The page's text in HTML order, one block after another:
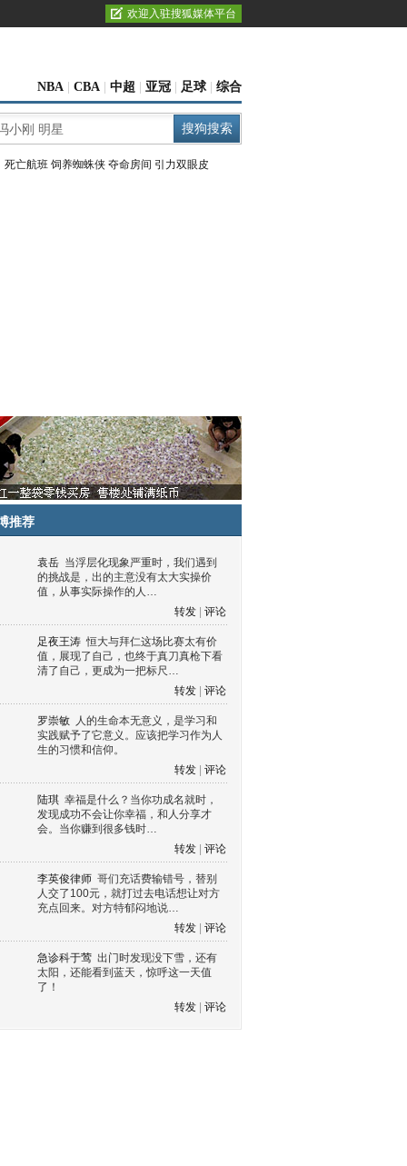
欢迎入驻搜狐媒体平台
NBA CBA 中超 亚冠 足球 综合
死亡航班 饲养蜘蛛侠 夺命房间 引力双眼皮
推荐
袁岳 当浮层化现象严重时，我们遇到
的挑战是，出的主意没有太大实操价
值，从事实际操作的人…
转发
评论
足夜王涛 恒大与拜仁这场比赛太有价
值，展现了自己，也终于真刀真枪下看
清了自己，更成为一把标尺…
转发
评论
罗崇敏 人的生命本无意义，是学习和
实践赋予了它意义。应该把学习作为人
生的习惯和信仰。
转发
评论
陆琪 幸福是什么？当你功成名就时，
发现成功不会让你幸福，和人分享才
会。当你赚到很多钱时…
转发
评论
李英俊律师 哥们充话费输错号，替别
人交了100元，就打过去电话想让对方
充点回来。对方特郁闷地说…
转发
评论
急诊科于莺 出门时发现没下雪，还有
太阳，还能看到蓝天，惊呼这一天值
了！
转发
评论